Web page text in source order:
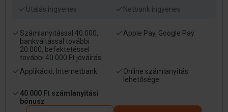
Utalás ingyenes Netbank ingyenes
Számlanyitással 40.000,
bankváltással további
20.000, befektetéssel
további 40.000 Ft jóváírás
Apple Pay, Google Pay
Applikáció, Internetbank
Online számlanyitás
lehetősége
40 000 Ft számlanyitási
bónusz